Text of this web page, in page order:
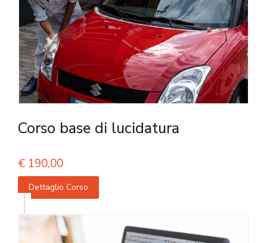
Corso base di lucidatura
€ 190,00
Dettaglio Corso